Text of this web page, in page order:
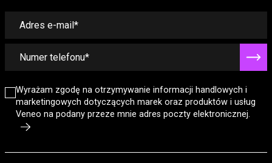
Wyrażam zgodę na otrzymywanie informacji handlowych i
marketingowych dotyczących marek oraz produktów i usług
Veneo na podany przeze mnie adres poczty elektronicznej.